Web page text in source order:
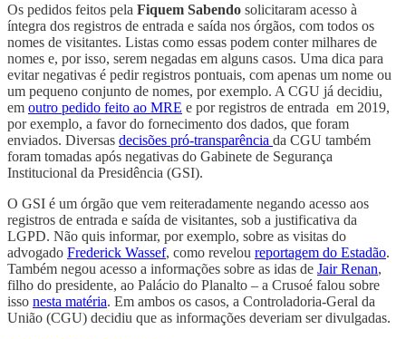
Os pedidos feitos pela Fiquem Sabendo solicitaram acesso à
íntegra dos registros de entrada e saída nos órgãos, com todos os
nomes de visitantes. Listas como essas podem conter milhares de
nomes e, por isso, serem negadas em alguns casos. Uma dica para
evitar negativas é pedir registros pontuais, com apenas um nome ou
um pequeno conjunto de nomes, por exemplo. A CGU já decidiu,
em outro pedido feito ao MRE e por registros de entrada em 2019,
por exemplo, a favor do fornecimento dos dados, que foram
enviados. Diversas decisões pró-transparência da CGU também
foram tomadas após negativas do Gabinete de Segurança
Institucional da Presidência (GSI).
O GSI é um órgão que vem reiteradamente negando acesso aos
registros de entrada e saída de visitantes, sob a justificativa da
LGPD. Não quis informar, por exemplo, sobre as visitas do
advogado Frederick Wassef, como revelou reportagem do Estadão.
Também negou acesso a informações sobre as idas de Jair Renan,
filho do presidente, ao Palácio do Planalto – a Crusoé falou sobre
isso nesta matéria. Em ambos os casos, a Controladoria-Geral da
União (CGU) decidiu que as informações deveriam ser divulgadas.